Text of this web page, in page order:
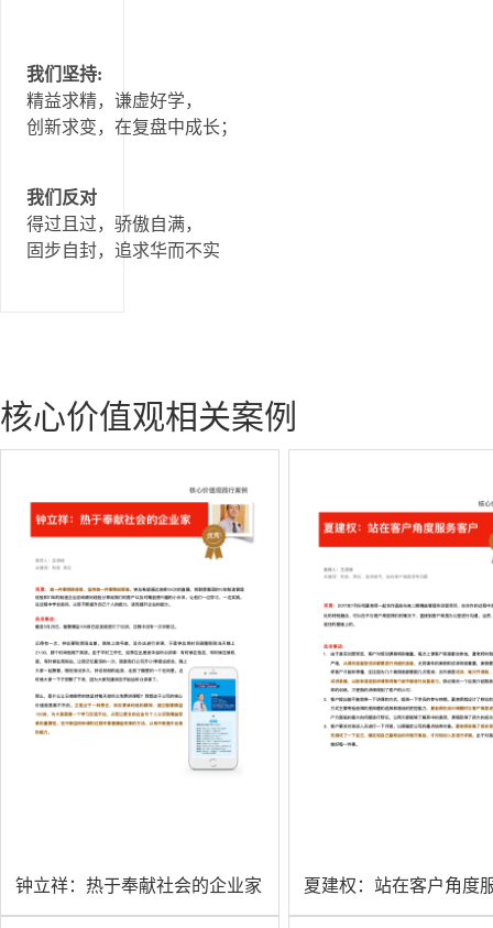
我们坚持:
精益求精，谦虚好学，
创新求变，在复盘中成长；
我们反对
得过且过，骄傲自满，
固步自封，追求华而不实
核心价值观相关案例
钟立祥：热于奉献社会的企业家 夏建权：站在客户角度